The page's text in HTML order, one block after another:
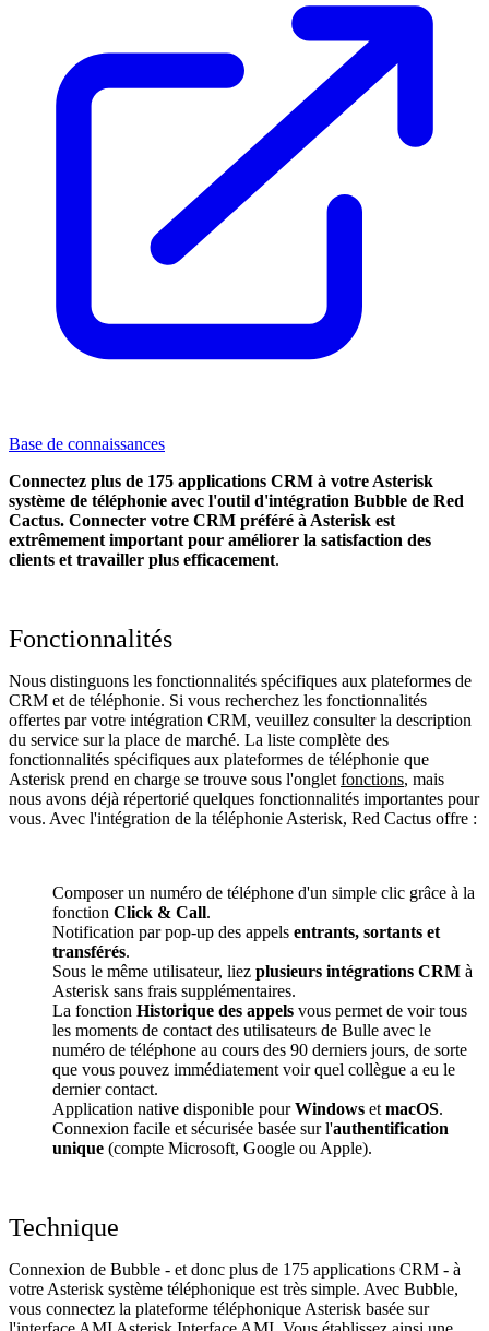
Base de connaissances
Connectez plus de 175 applications CRM à votre Asterisk
système de téléphonie avec l'outil d'intégration Bubble de Red
Cactus. Connecter votre CRM préféré à Asterisk est
extrêmement important pour améliorer la satisfaction des
clients et travailler plus efficacement.
Fonctionnalités
Nous distinguons les fonctionnalités spécifiques aux plateformes de
CRM et de téléphonie. Si vous recherchez les fonctionnalités
offertes par votre intégration CRM, veuillez consulter la description
du service sur la place de marché. La liste complète des
fonctionnalités spécifiques aux plateformes de téléphonie que
Asterisk prend en charge se trouve sous l'onglet fonctions, mais
nous avons déjà répertorié quelques fonctionnalités importantes pour
vous. Avec l'intégration de la téléphonie Asterisk, Red Cactus offre :
Composer un numéro de téléphone d'un simple clic grâce à la
fonction Click & Call.
Notification par pop-up des appels entrants, sortants et
transférés.
Sous le même utilisateur, liez plusieurs intégrations CRM à
Asterisk sans frais supplémentaires.
La fonction Historique des appels vous permet de voir tous
les moments de contact des utilisateurs de Bulle avec le
numéro de téléphone au cours des 90 derniers jours, de sorte
que vous pouvez immédiatement voir quel collègue a eu le
dernier contact.
Application native disponible pourWindows et macOS.
Connexion facile et sécurisée basée sur l'authentification
unique (compte Microsoft, Google ou Apple).
Technique
Connexion de Bubble - et donc plus de 175 applications CRM - à
votre Asterisk système téléphonique est très simple. Avec Bubble,
vous connectez la plateforme téléphonique Asterisk basée sur